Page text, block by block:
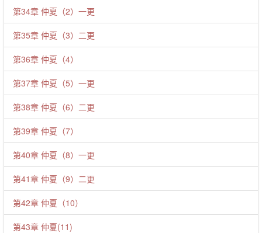
第34章 仲夏（2）一更
第35章 仲夏（3）二更
第36章 仲夏（4）
第37章 仲夏（5）一更
第38章 仲夏（6）二更
第39章 仲夏（7）
第40章 仲夏（8）一更
第41章 仲夏（9）二更
第42章 仲夏（10）
第43章 仲夏(11)